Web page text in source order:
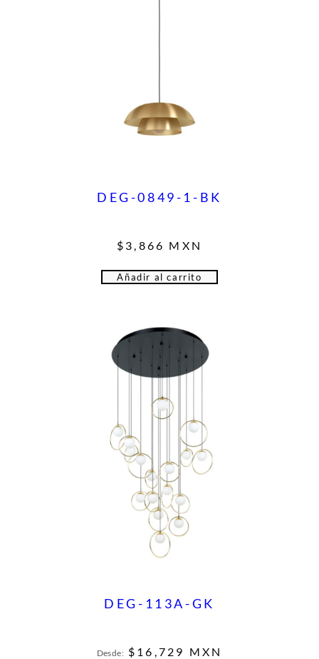
DEG-0849-1-BK
$ 3,866 MXN
Añadir al carrito
DEG-113A-GK
Desde: $ 16,729 MXN